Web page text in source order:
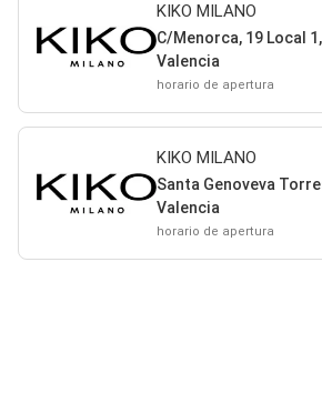
KIKO MILANO
C/Menorca, 19 Local
Valencia
horario de apertura
KIKO MILANO
Santa Genoveva
Valencia
horario de apertura